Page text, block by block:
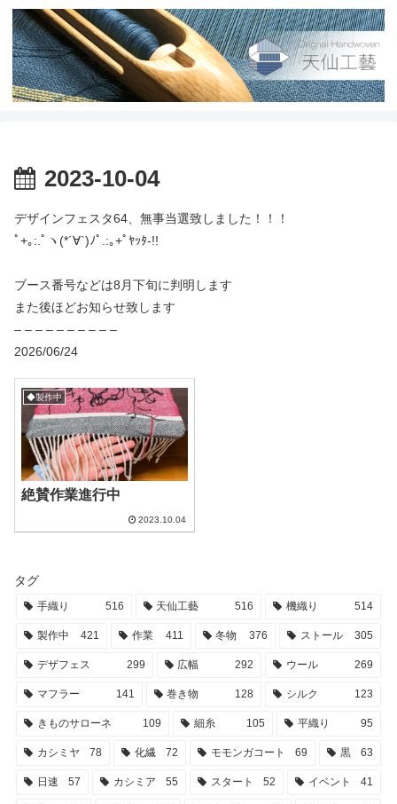
2023-10-04
デザインフェスタ64、無事当選致しました！！！
ﾟ+｡:.ﾟヽ(*´∀`)ﾉﾟ.:｡+ﾟﾔｯﾀ-!!
ブース番号などは8月下旬に判明します
また後ほどお知らせ致します
– – – – – – – – – –
2026/06/24
◆製作中
絶賛作業進行中
2023.10.04
タグ
手織り 516 天仙工藝 516 機織り 514
製作中 421 作業 411 冬物 376 ストール 305
デザフェス 299 広幅 292 ウール 269
マフラー 141 巻き物 128 シルク 123
きものサローネ 109 細糸 105 平織り 95
カシミヤ 78 化繊 72 モモンガコート 69 黒 63
日速 57 カシミア 55 スタート 52 イベント 41